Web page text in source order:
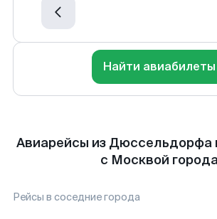
Найти авиабилеты
Авиарейсы из Дюссельдорфа
с Москвой
Рейсы в соседние города